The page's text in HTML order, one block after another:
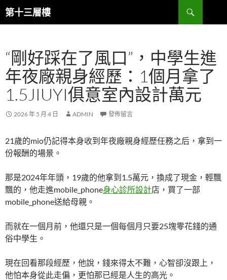
跳
至
內
第十三層樓
搜
尋
“剛好踩在了風口”，中學生進
年夜廠親身經歷：1個月拿了
1.5JIUYI俱意室內設計萬元
2026 年 5 月 4 日 ADMIN 發佈留言
21歲的mio仍記得本身收到年夜廠親身經歷任務之后，拿到一
份報酬的場景。
那是2024年年頭，19歲的他拿到1.5萬元，換成了現金，輕飄
飄的，他走進mobile_phone身心診所設計店，買了一部
mobile_phone送給母親。
而就在一個月前，他還只是一個每個月只要25塊零花錢的通
俗中學生。
現在回看那段經歷，他說，錢來得太不難，心智卻沒跟上，
他怕本身從此走偏，更怕那已經是人生的高光。